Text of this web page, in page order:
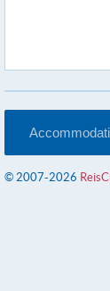
© 2007-2026